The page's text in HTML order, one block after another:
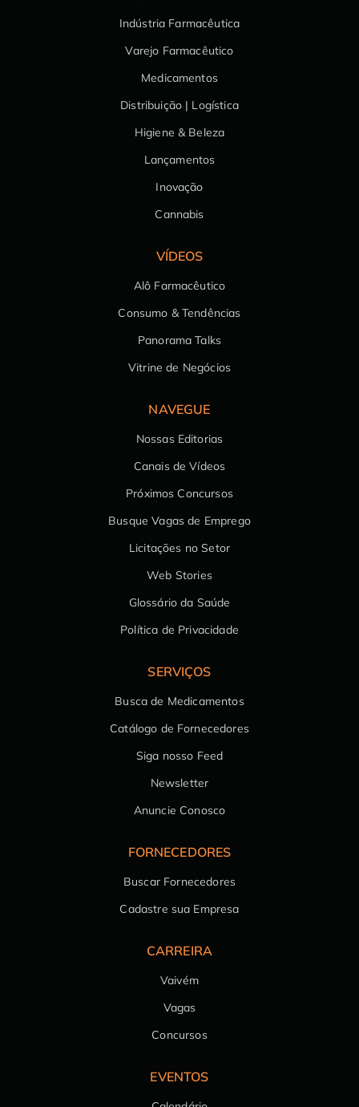
Indústria Farmacêutica
Varejo Farmacêutico
Medicamentos
Distribuição | Logística
Higiene & Beleza
Lançamentos
Inovação
Cannabis
VÍDEOS
Alô Farmacêutico
Consumo & Tendências
Panorama Talks
Vitrine de Negócios
NAVEGUE
Nossas Editorias
Canais de Vídeos
Próximos Concursos
Busque Vagas de Emprego
Licitações no Setor
Web Stories
Glossário da Saúde
Política de Privacidade
SERVIÇOS
Busca de Medicamentos
Catálogo de Fornecedores
Siga nosso Feed
Newsletter
Anuncie Conosco
FORNECEDORES
Buscar Fornecedores
Cadastre sua Empresa
CARREIRA
Vaivém
Vagas
Concursos
EVENTOS